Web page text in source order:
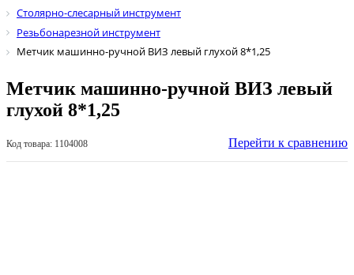
Столярно-слесарный инструмент
Резьбонарезной инструмент
Метчик машинно-ручной ВИЗ левый глухой 8*1,25
Метчик машинно-ручной ВИЗ левый
глухой 8*1,25
Код товара: 1104008 Перейти к сравнению